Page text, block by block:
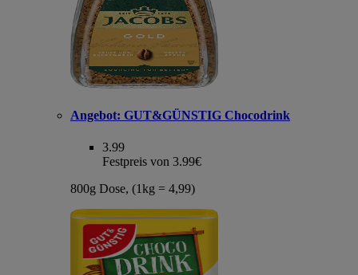
Angebot: GUT&GÜNSTIG Chocodrink
3.99
Festpreis von 3.99€
800g Dose, (1kg = 4,99)